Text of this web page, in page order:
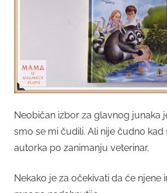
Neobičan izbor za glavnog junaka
smo se mi čudili. Ali nije čudno kad
autorka po zanimanju veterinar.
Nekako je za očekivati da će njene